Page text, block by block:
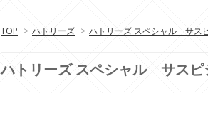
TOP > ハトリーズ > ハトリーズ スペシャル サス
ハトリーズ スペシャル サスピ